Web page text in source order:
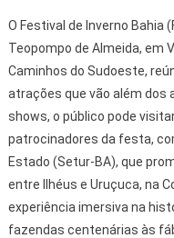
O Festival de Inverno Bahia
Teopompo de Almeida, em
Caminhos do Sudoeste,
atrações que vão além dos
shows, o público pode
patrocinadores da festa,
Estado (Setur-BA), que
entre Ilhéus e Uruçuca, na
experiência imersiva na
fazendas centenárias às